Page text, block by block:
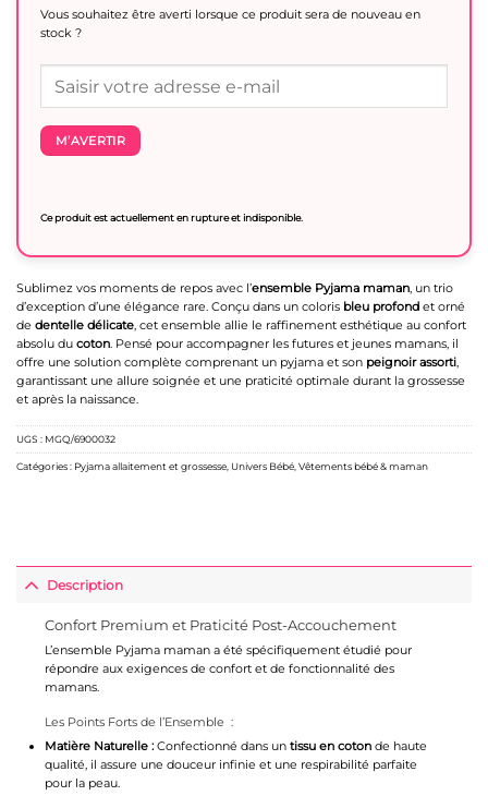
Sublimez vos moments de repos avec l’ensemble Pyjama maman, un trio
d’exception d’une élégance rare. Conçu dans un coloris bleu profond et orné
de dentelle délicate, cet ensemble allie le raffinement esthétique au confort
absolu du coton. Pensé pour accompagner les futures et jeunes mamans, il
offre une solution complète comprenant un pyjama et son peignoir assorti,
garantissant une allure soignée et une praticité optimale durant la grossesse
et après la naissance.
Vous souhaitez être averti lorsque ce produit sera de nouveau en
stock ?
M’AVERTIR
Ce produit est actuellement en rupture et indisponible.
UGS : MGQ/6900032
Catégories : Pyjama allaitement et grossesse Univers Bébé Vêtements bébé & maman
Description
Confort Premium et Praticité Post-Accouchement
L’ensemble Pyjama maman a été spécifiquement étudié pour
répondre aux exigences de confort et de fonctionnalité des
mamans.
Les Points Forts de l’Ensemble :
Matière Naturelle :Confectionné dans un tissu en cotonde haute
qualité, il assure une douceur infinie et une respirabilité parfaite
pour la peau.